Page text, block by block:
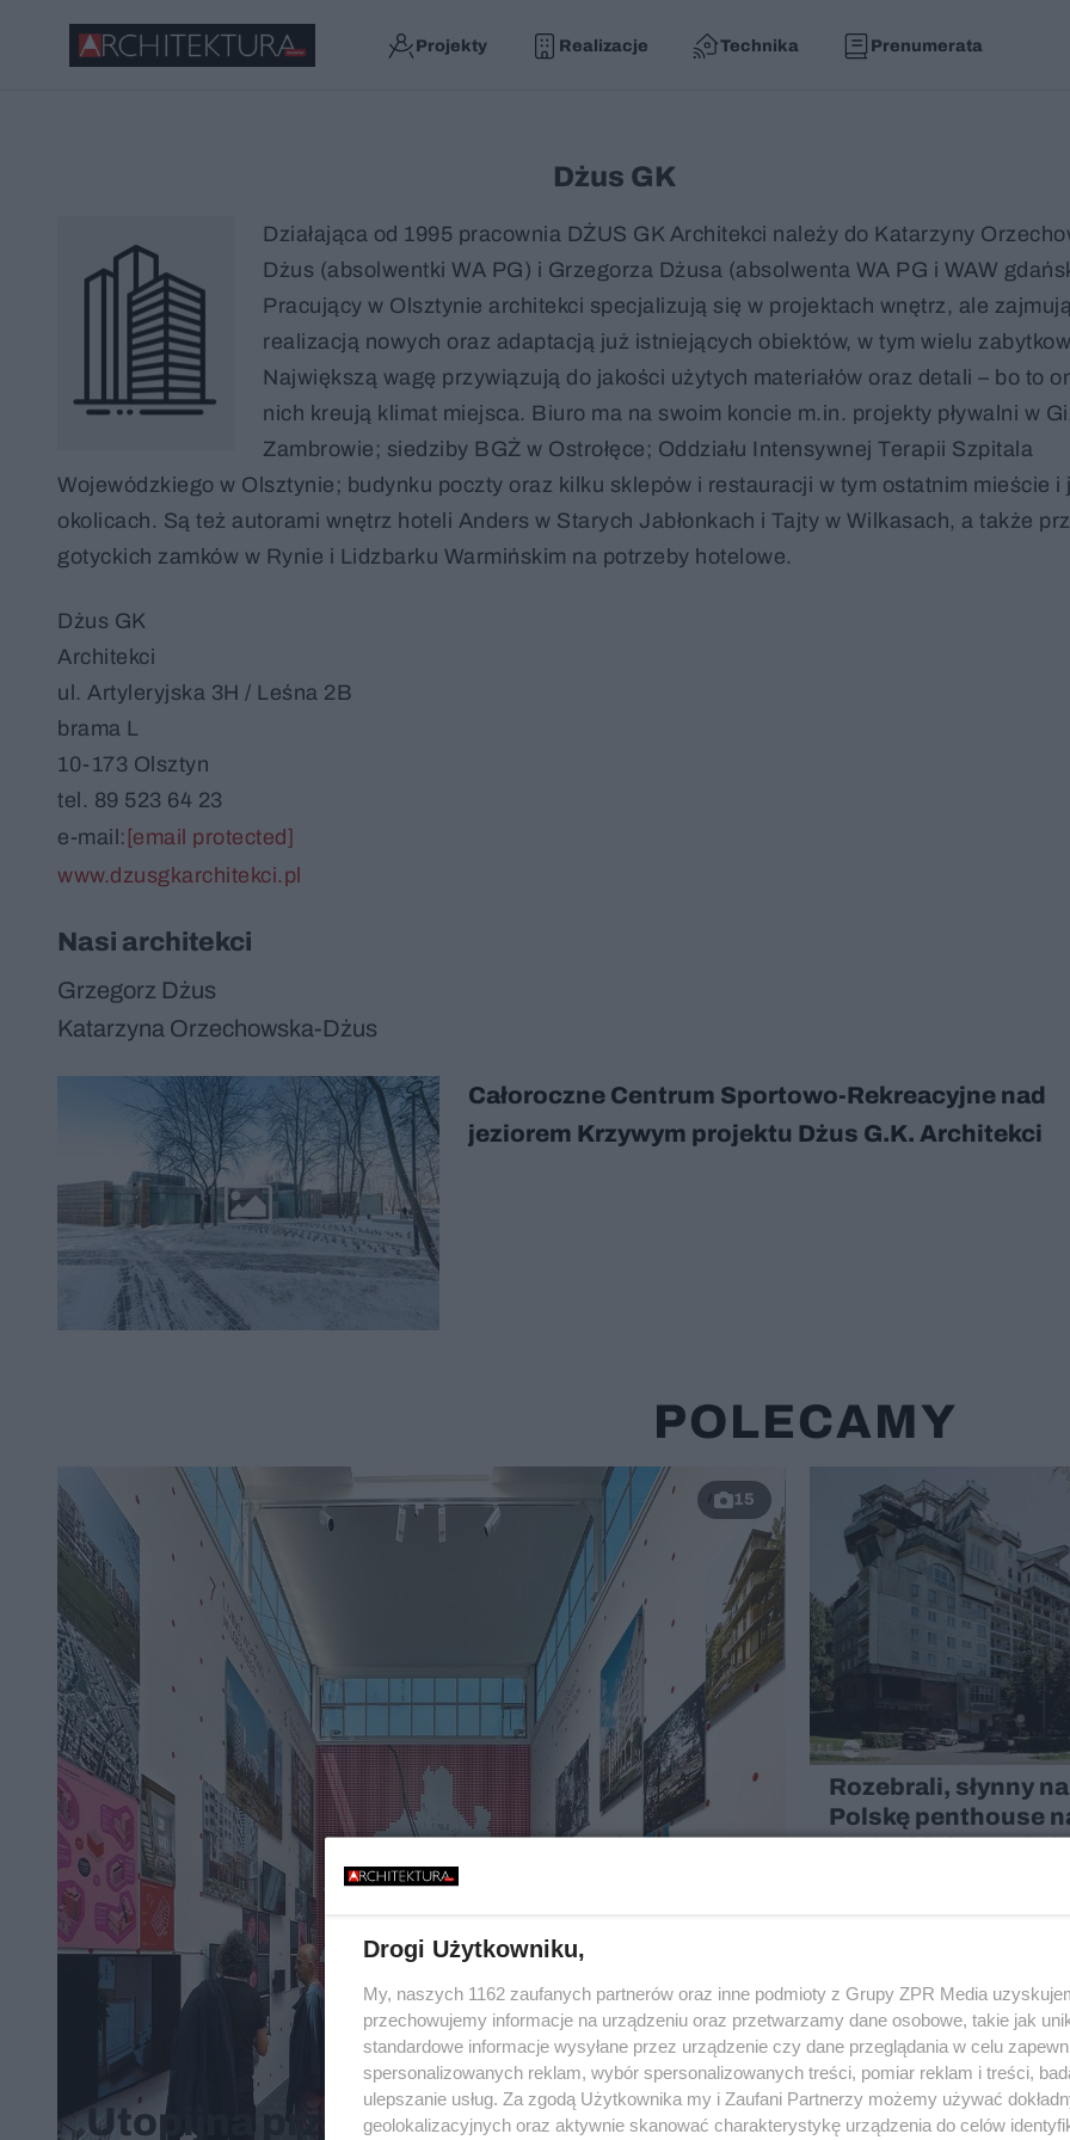
Projekty Realizacje Technika Prenumerata
Dżus GK
Działająca od 1995 pracownia DŻUS GK Architekci należy do Katarzyny
Dżus (absolwentki WA PG) i Grzegorza Dżusa (absolwenta WA PG i WAW
Pracujący w Olsztynie architekci specjalizują się w projektach wnętrz, ale
realizacją nowych oraz adaptacją już istniejących obiektów, w tym wielu
Największą wagę przywiązują do jakości użytych materiałów oraz detali – bo to
nich kreują klimat miejsca. Biuro ma na swoim koncie m.in. projekty pływalni w
Zambrowie; siedziby BGŻ w Ostrołęce; Oddziału Intensywnej Terapii Szpitala
Wojewódzkiego w Olsztynie; budynku poczty oraz kilku sklepów i restauracji w tym ostatnim mieście i
okolicach. Są też autorami wnętrz hoteli Anders w Starych Jabłonkach i Tajty w Wilkasach, a także
gotyckich zamków w Rynie i Lidzbarku Warmińskim na potrzeby hotelowe.
Dżus GK
Architekci
ul. Artyleryjska 3H / Leśna 2B
brama L
10-173 Olsztyn
tel. 89 523 64 23
e-mail: [email protected]
www.dzusgkarchitekci.pl
Nasi architekci
Grzegorz Dżus
Katarzyna Orzechowska-Dżus
Całoroczne Centrum Sportowo-Rekreacyjne nad
jeziorem Krzywym projektu Dżus G.K. Architekci
POLECAMY
15
Utopijna przyszłość budownictwa
Rozebrali, słynny na
Polskę penthouse
dachu bloku. To
Drogi Użytkowniku,
My, naszych 1162 zaufanych partnerów oraz inne podmioty z Grupy ZPR Media
przechowujemy informacje na urządzeniu oraz przetwarzamy dane osobowe, takie jak
standardowe informacje wysyłane przez urządzenie czy dane przeglądania w celu
spersonalizowanych reklam, wybór spersonalizowanych treści, pomiar reklam i treści,
ulepszanie usług. Za zgodą Użytkownika my i Zaufani Partnerzy możemy używać
geolokalizacyjnych oraz aktywnie skanować charakterystykę urządzenia do celów